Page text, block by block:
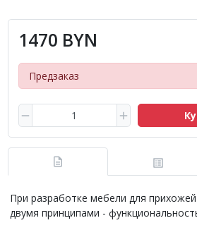
1470 BYN
Предзаказ
При разработке мебели для
двумя принципами -